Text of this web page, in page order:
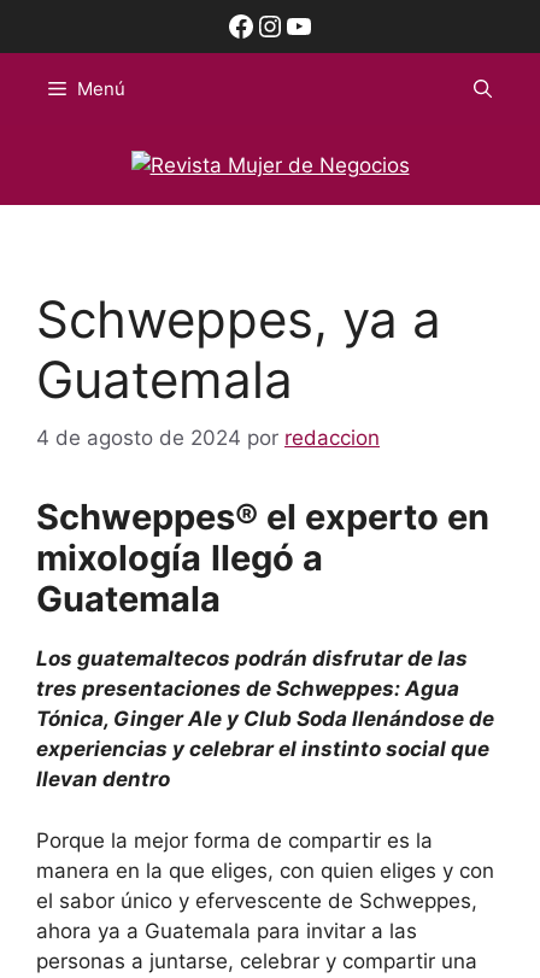
Facebook
Instagram
YouTube
Menú
Schweppes, ya a
Guatemala
4 de agosto de 2024 por redaccion
Schweppes® el experto en
mixología llegó a
Guatemala
Los guatemaltecos podrán disfrutar de las
tres presentaciones de Schweppes: Agua
Tónica, Ginger Ale y Club Soda llenándose de
experiencias y celebrar el instinto social que
llevan dentro
Porque la mejor forma de compartir es la
manera en la que eliges, con quien eliges y con
el sabor único y efervescente de Schweppes,
ahora ya a Guatemala para invitar a las
personas a juntarse, celebrar y compartir una